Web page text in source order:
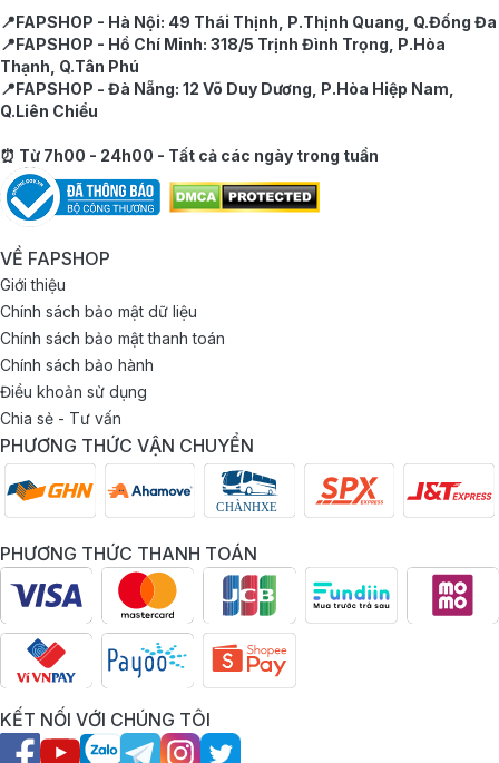
📍FAPSHOP - Hà Nội: 49 Thái Thịnh, P.Thịnh Quang, Q.Đống Đa
📍FAPSHOP - Hồ Chí Minh: 318/5 Trịnh Đình Trọng, P.Hòa
Thạnh, Q.Tân Phú
📍FAPSHOP - Đà Nẵng: 12 Võ Duy Dương, P.Hòa Hiệp Nam,
Q.Liên Chiểu
⏰ Từ 7h00 - 24h00 - Tất cả các ngày trong tuần
VỀ FAPSHOP
Giới thiệu
Chính sách bảo mật dữ liệu
Chính sách bảo mật thanh toán
Chính sách bảo hành
Điều khoản sử dụng
Chia sẻ - Tư vấn
PHƯƠNG THỨC VẬN CHUYỂN
PHƯƠNG THỨC THANH TOÁN
KẾT NỐI VỚI CHÚNG TÔI